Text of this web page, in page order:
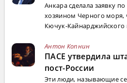
Анкара сделала заявку
хозяином Черного моря,
Кючук-Кайнарджийского
Антон Копнин
ПАСЕ утвердила
пост-России
Эти люди, называющие